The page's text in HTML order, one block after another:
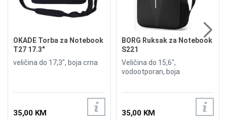
OKADE Torba za Notebook
T27 17.3"
veličina do 17,3", boja crna
35,00 KM
BORG Ruksak za Notebook
S221
Veličina do 15,6",
vodootporan, boja
35,00 KM